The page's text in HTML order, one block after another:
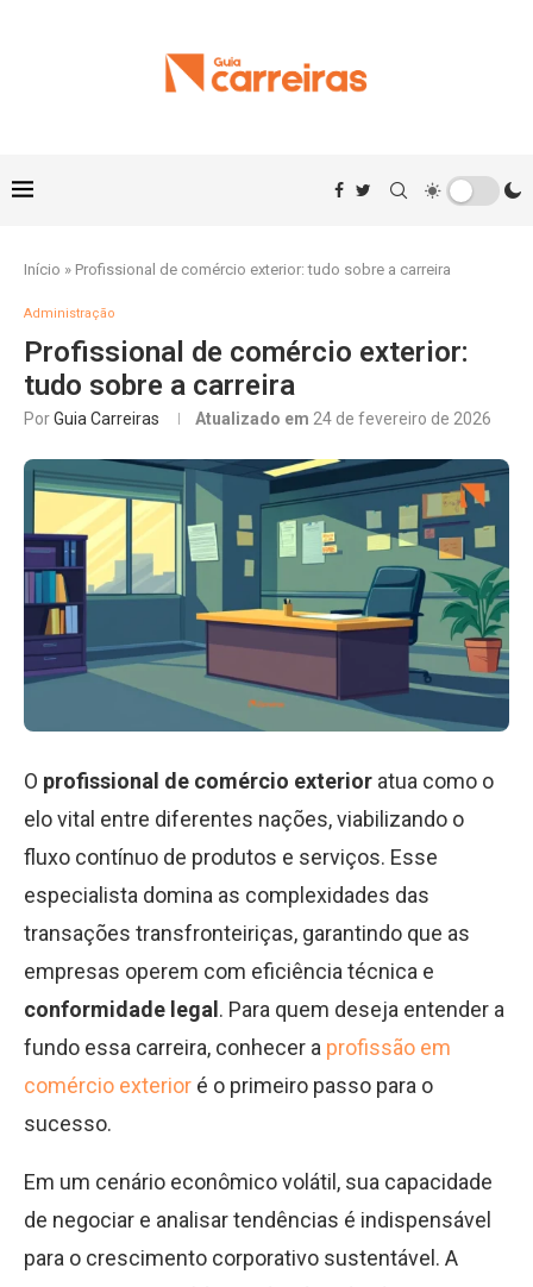
Início » Profissional de comércio exterior: tudo sobre a carreira
Administração
Profissional de comércio exterior:
tudo sobre a carreira
PorGuia Carreiras Atualizado em 24 de fevereiro de 2026
O profissional de comércio exterior atua como o
elo vital entre diferentes nações, viabilizando o
fluxo contínuo de produtos e serviços. Esse
especialista domina as complexidades das
transações transfronteiriças, garantindo que as
empresas operem com eficiência técnica e
conformidade legal . Para quem deseja entender a
fundo essa carreira, conhecer a profissão em
comércio exterior é o primeiro passo para o
sucesso.
Em um cenário econômico volátil, sua capacidade
de negociar e analisar tendências é indispensável
para o crescimento corporativo sustentável. A